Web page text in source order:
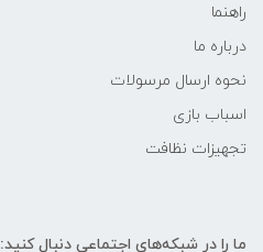
راهنما
درباره ما
نحوه ارسال مرسولات
اسباب بازی
تجهیزات نظافت
ما را در شبکه‌های اجتماعی دنبال کنید: